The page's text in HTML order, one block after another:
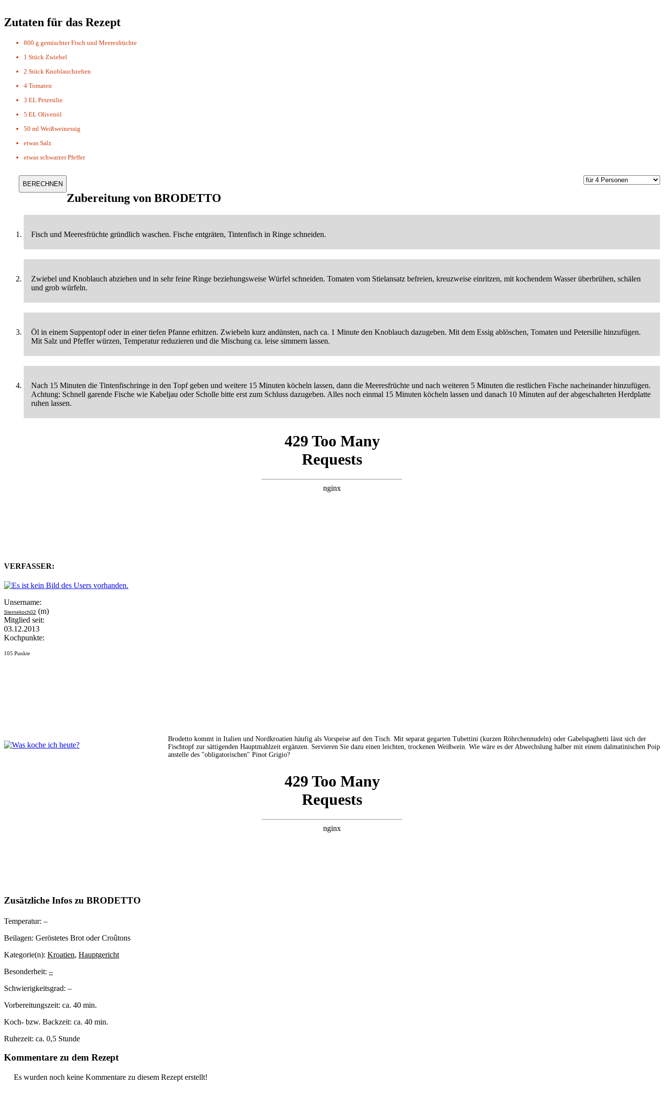
Zutaten für das Rezept
800 g gemischter Fisch und Meeresfrüchte
1 Stück Zwiebel
2 Stück Knoblauchzehen
4 Tomaten
3 EL Petersilie
5 EL Olivenöl
50 ml Weißweinessig
etwas Salz
etwas schwarzer Pfeffer
Zubereitung von BRODETTO
Fisch und Meeresfrüchte gründlich waschen. Fische entgräten, Tintenfisch in Ringe schneiden.
Zwiebel und Knoblauch abziehen und in sehr feine Ringe beziehungsweise Würfel schneiden. Tomaten vom Stielansatz befreien, kreuzweise einritzen, mit kochendem Wasser überbrühen, schälen
und grob würfeln.
Öl in einem Suppentopf oder in einer tiefen Pfanne erhitzen. Zwiebeln kurz andünsten, nach ca. 1 Minute den Knoblauch dazugeben. Mit dem Essig ablöschen, Tomaten und Petersilie hinzufügen.
Mit Salz und Pfeffer würzen, Temperatur reduzieren und die Mischung ca. leise simmern lassen.
Nach 15 Minuten die Tintenfischringe in den Topf geben und weitere 15 Minuten köcheln lassen, dann die Meeresfrüchte und nach weiteren 5 Minuten die restlichen Fische nacheinander hinzufügen.
Achtung: Schnell garende Fische wie Kabeljau oder Scholle bitte erst zum Schluss dazugeben. Alles noch einmal 15 Minuten köcheln lassen und danach 10 Minuten auf der abgeschalteten Herdplatte
ruhen lassen.
VERFASSER:
Unsername:
Sternekoch02 (m)
Mitglied seit:
03.12.2013
Kochpunkte:
105 Punkte
Brodetto kommt in Italien und Nordkroatien häufig als Vorspeise auf den Tisch. Mit separat gegarten Tubettini (kurzen Röhrchennudeln) oder Gabelspaghetti lässt sich der
Fischtopf zur sättigenden Hauptmahlzeit ergänzen. Servieren Sie dazu einen leichten, trockenen Weißwein. Wie wäre es der Abwechslung halber mit einem dalmatinischen Poip
anstelle des "obligatorischen" Pinot Grigio?
Zusätzliche Infos zu BRODETTO
Temperatur: –
Beilagen: Geröstetes Brot oder Croûtons
Kategorie(n): Kroatien, Hauptgericht
Besonderheit: –
Schwierigkeitsgrad: –
Vorbereitungszeit: ca. 40 min.
Koch- bzw. Backzeit: ca. 40 min.
Ruhezeit: ca. 0,5 Stunde
Kommentare zu dem Rezept
Es wurden noch keine Kommentare zu diesem Rezept erstellt!